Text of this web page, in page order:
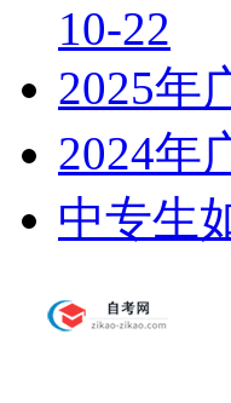
10-22
2025年
2024年
中专生